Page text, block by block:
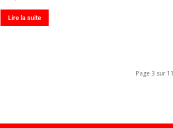
Lire la suite
Page 3 sur 11